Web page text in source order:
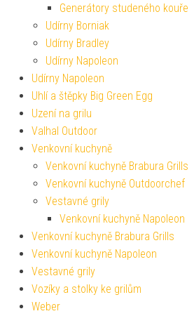
Generátory studeného kouře
Udírny Borniak
Udírny Bradley
Udírny Napoleon
Udírny Napoleon
Uhlí a štěpky Big Green Egg
Uzení na grilu
Valhal Outdoor
Venkovní kuchyně
Venkovní kuchyně Brabura Grills
Venkovní kuchyně Outdoorchef
Vestavné grily
Venkovní kuchyně Napoleon
Venkovní kuchyně Brabura Grills
Venkovní kuchyně Napoleon
Vestavné grily
Vozíky a stolky ke grilům
Weber